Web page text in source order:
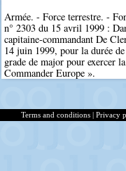
Armée. - Force terrestre. -
n° 2303 du 15 avril 1999 :
capitaine-commandant De
14 juin 1999, pour la durée
grade de major pour exercer
Commander Europe ».
Terms and conditions | Privacy